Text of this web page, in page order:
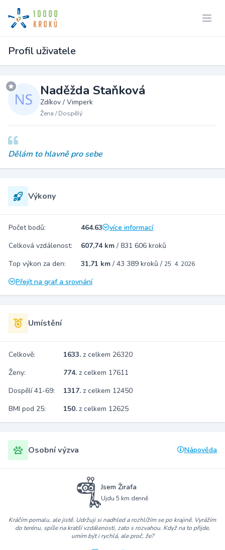
Profil uživatele
Naděžda Staňková
Zdíkov / Vimperk
Žena / Dospělý
Dělám to hlavně pro sebe
Výkony
Počet bodů: 464.63
více informací
Celková vzdálenost:
607,74 km / 831 606 kroků
Top výkon za den:
31,71 km / 43 389 kroků / 25. 4. 2026
Přejít na graf a srovnání
Umístění
Celkově: 1633. z celkem 26320
Ženy:
774. z celkem 17611
Dospělí 41-69:
1317. z celkem 12450
BMI pod 25:
150. z celkem 12625
Osobní výzva Nápověda
Jsem Žirafa
Ujdu 5 km denně
Kráčím pomalu, ale jistě. Udržuji si nadhled a rozhlížím se po krajině. Vyrážím
do terénu, spíše na kratší vzdálenosti, zato s rozvahou. Když na to přijde,
umím být i rychlá, ale proč, že?